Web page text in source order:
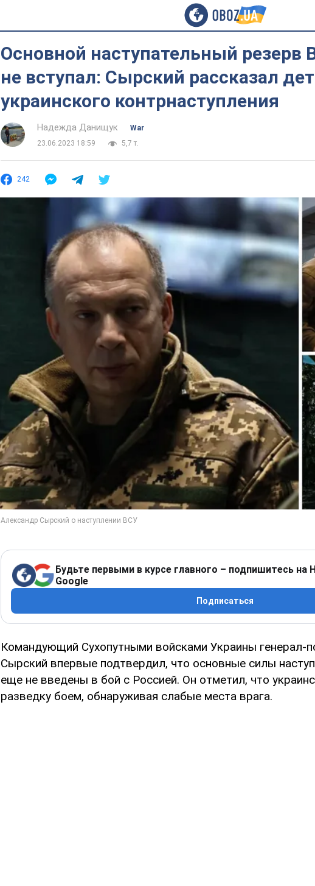
Основной наступательный резерв
не вступал: Сырский рассказал
украинского контрнаступления
Надежда Данищук
War
23.06.2023 18:59
5,7 т.
242
Будьте первыми в курсе главного – подпишитесь на
Google
Подписаться
Командующий Сухопутными войсками Украины генерал-
Сырский впервые подтвердил, что основные силы
еще не введены в бой с Россией. Он отметил, что
разведку боем, обнаруживая слабые места врага.